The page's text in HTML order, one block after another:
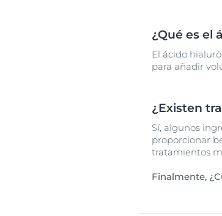
¿Qué es el
El ácido
para añadir
¿Existen
Sí, algunos
proporcionar
tratamientos
Finalmente,